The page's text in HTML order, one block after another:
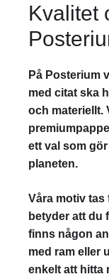
Kvalitet
På Posterium
med citat ska
och materiellt.
ett val som
planeten.
Våra motiv
betyder att du
finns någon
med ram eller
enkelt att hitta